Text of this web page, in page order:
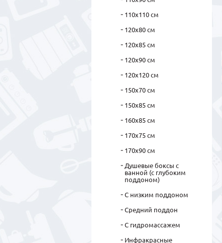
110х110 см
120х80 см
120х85 см
120х90 см
120х120 см
150х70 см
150х85 см
160х85 см
170х75 см
170х90 см
Душевые боксы с
ванной (с глубоким
поддоном)
С низким поддоном
Средний поддон
С гидромассажем
Инфракрасные